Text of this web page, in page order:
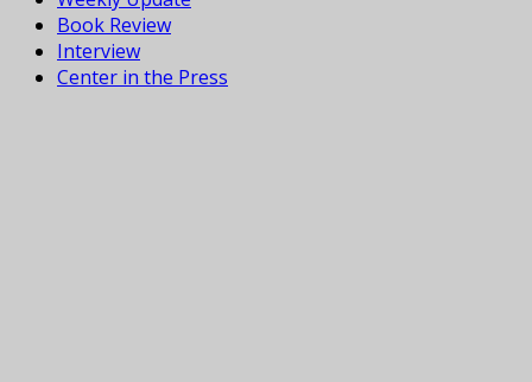
Book Review
Interview
Center in the Press